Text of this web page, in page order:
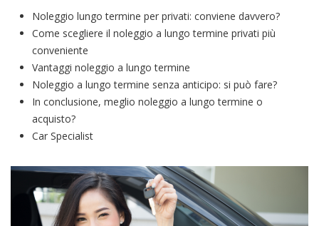
Noleggio lungo termine per privati: conviene davvero?
Come scegliere il noleggio a lungo termine privati più
conveniente
Vantaggi noleggio a lungo termine
Noleggio a lungo termine senza anticipo: si può fare?
In conclusione, meglio noleggio a lungo termine o
acquisto?
Car Specialist